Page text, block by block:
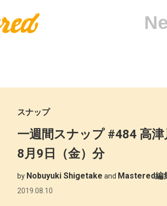
スナップ
一週間スナップ #484 高津
8月9日（金）分
by Nobuyuki Shigetake and Mastered編
2019.08.10